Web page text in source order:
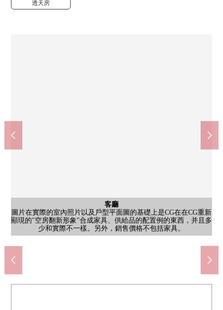
透天房
客廳
圖片在實際的室內照片以及戶型平面圖的基礎上是CG在在CG重新
顯現的"空房翻新形象"合成家具、供給品的配置例的東西，并且多
少和實際不一樣。另外，銷售價格不包括家具。
廚房
組合廚房(IH爐子、洗碗機有)
外觀
外觀照片(2019年10月築)
客廳
客廳
客廳
客廳飯廳(約20.3張塌塌米)(價格不在價格家具、供給品包括家具、
供給品)
廚房
組合廚房(IH爐子、洗碗機有)
客廳
客廳飯廳(約20.3張塌塌米)(價格不在價格家具、供給品包括家具、
供給品)
客廳
客廳飯廳(約20.3張塌塌米)(價格不在價格家具、供給品包括家具、
供給品)
公共汽車
公共汽車
廁所
1樓廁所(從屬於另外的洗手)
廁所
2樓廁所
洗臉
洗臉
西式房間
東南一側西式房間(約7.9張塌塌米)
西式房間
東南一側西式房間(約7.9張塌塌米)
西式房間
西北一側西式房間(約6.0張塌塌米)
西式房間
西南一側西式房間(約6.0張塌塌米)
和式房間
能在客廳和繼續之間使用和式房間(約4.5張塌塌米)。
院子
院子
其他內省
日光浴室
門口
門口
陽台
陽台
學園前站(近鐵奈良線)(約2500m)
步行32分鐘。近鐵難波、奈良線學園前站公共汽車8分藤no木台一
丁目停歩4分
DCM富雄南店、業務超市(約1050m)
步行14分鐘。
奈良市立富雄南小學(約1040m)
步行13分鐘。
奈良市立富雄南中學校(約620m)
步行8分鐘。